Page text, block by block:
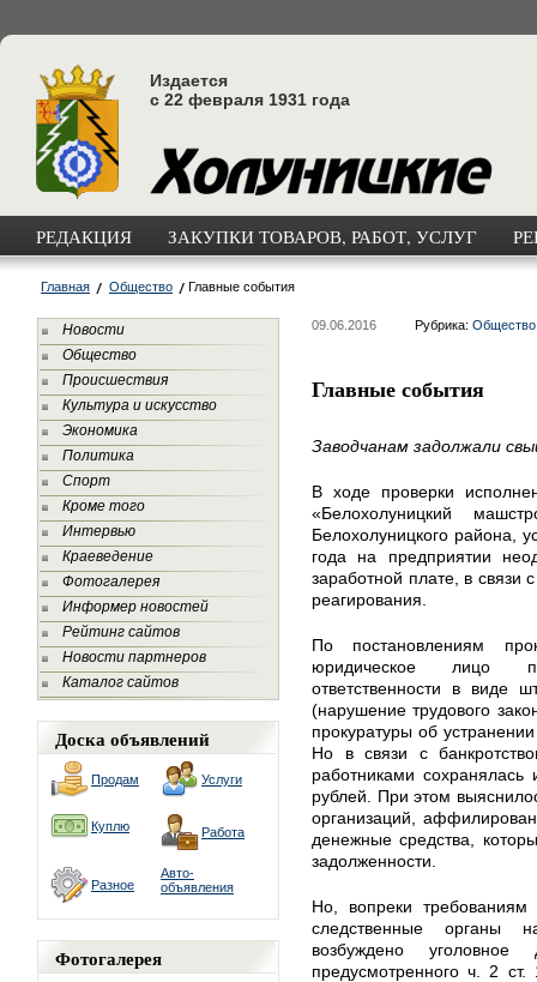
Издается
с 22 февраля 1931 года
РЕДАКЦИЯ ЗАКУПКИ ТОВАРОВ, РАБОТ, УСЛУГ
Главная Общество Главные события
Новости
Общество
Происшествия
Культура и искусство
Экономика
Политика
Спорт
Кроме того
Интервью
Краеведение
Фотогалерея
Информер новостей
Рейтинг сайтов
Новости партнеров
Каталог сайтов
Доска объявлений
Продам Услуги
Куплю Работа
Разное
Авто-
объявления
Фотогалерея
09.06.2016 Рубрика: Общество
Главные события
Заводчанам задолжали
В ходе проверки
«Белохолуницкий
Белохолуницкого района,
года на предприятии
заработной плате, в связи
реагирования.
По постановлениям
юридическое лицо
ответственности в
(нарушение трудового
прокуратуры об
Но в связи с
работниками
рублей. При этом
организаций,
денежные средства,
задолженности.
Но, вопреки
следственные органы
возбуждено
предусмотренного ч. 2